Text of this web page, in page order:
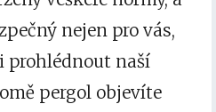
nejen pro vás,
prohlédnout naší
pergol objevíte